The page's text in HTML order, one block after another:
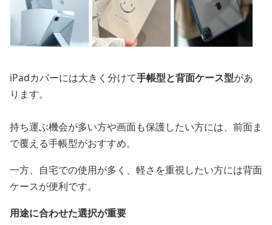
iPadカバーには大きく分けて手帳型と背面ケース型があ
ります。
持ち運ぶ機会が多い方や画面も保護したい方には、前面ま
で覆える手帳型がおすすめ。
一方、自宅での使用が多く、軽さを重視したい方には背面
ケースが便利です。
用途に合わせた選択が重要